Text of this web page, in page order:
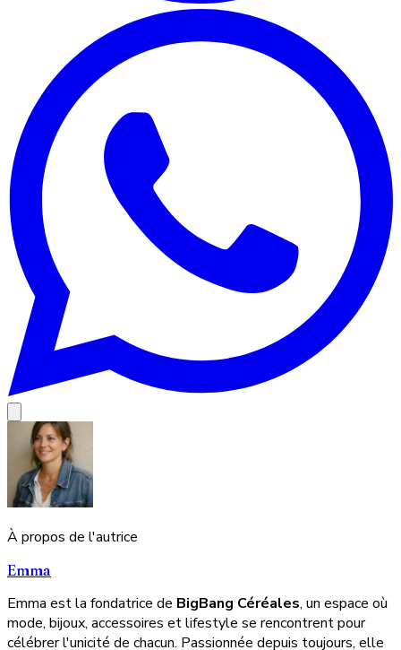
À propos de l'autrice
Emma
Emma est la fondatrice de BigBang Céréales, un espace où
mode, bijoux, accessoires et lifestyle se rencontrent pour
célébrer l'unicité de chacun. Passionnée depuis toujours, elle